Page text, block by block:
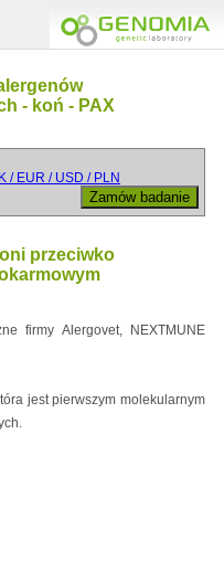
- koń - PAX
/ EUR / USD / PLN
przeciwko
firmy Alergovet, NEXTMUNE
jest pierwszym molekularnym